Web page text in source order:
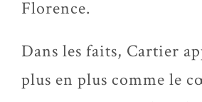
Florence.
Dans les faits, Cartier
plus en plus comme le